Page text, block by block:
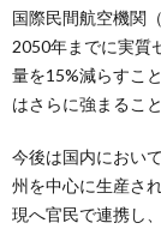
国際民間航空機関
2050年までに実質
量を15%減らすこ
はさらに強まるこ
今後は国内におい
州を中心に生産さ
現へ官民で連携し